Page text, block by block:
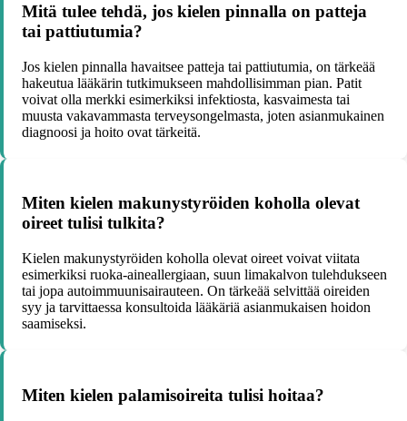
Mitä tulee tehdä, jos kielen pinnalla on patteja
tai pattiutumia?
Jos kielen pinnalla havaitsee patteja tai pattiutumia, on tärkeää
hakeutua lääkärin tutkimukseen mahdollisimman pian. Patit
voivat olla merkki esimerkiksi infektiosta, kasvaimesta tai
muusta vakavammasta terveysongelmasta, joten asianmukainen
diagnoosi ja hoito ovat tärkeitä.
Miten kielen makunystyröiden koholla olevat
oireet tulisi tulkita?
Kielen makunystyröiden koholla olevat oireet voivat viitata
esimerkiksi ruoka-aineallergiaan, suun limakalvon tulehdukseen
tai jopa autoimmuunisairauteen. On tärkeää selvittää oireiden
syy ja tarvittaessa konsultoida lääkäriä asianmukaisen hoidon
saamiseksi.
Miten kielen palamisoireita tulisi hoitaa?